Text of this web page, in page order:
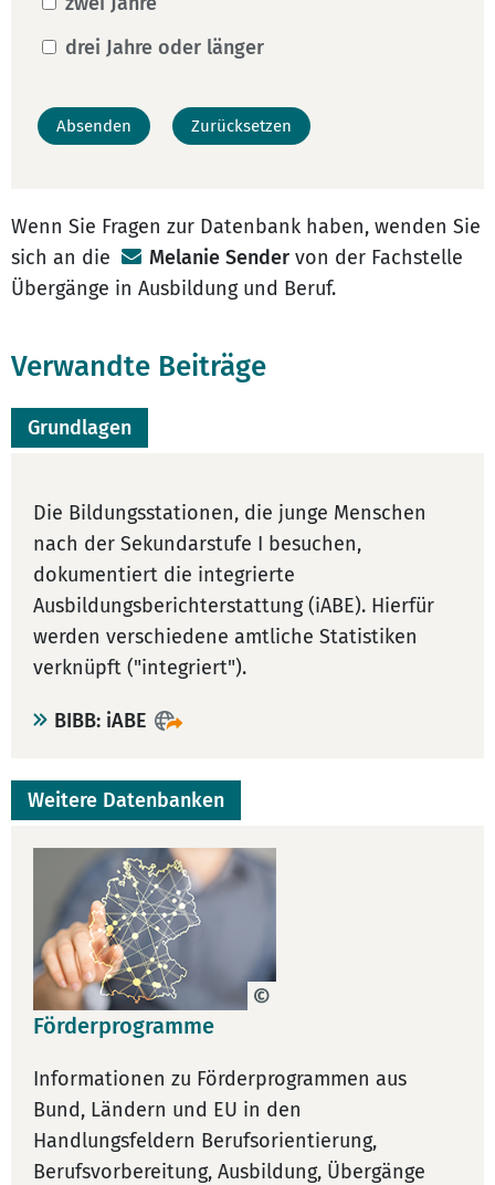
drei Jahre oder länger
Wenn Sie Fragen zur Datenbank haben, wenden Sie
sich an die
Melanie Sender von der Fachstelle
Übergänge in Ausbildung und Beruf.
Verwandte Beiträge
Grundlagen
Die Bildungsstationen, die junge Menschen
nach der Sekundarstufe I besuchen,
dokumentiert die integrierte
Ausbildungsberichterstattung (iABE). Hierfür
werden verschiedene amtliche Statistiken
verknüpft ("integriert").
BIBB: iABE
Weitere Datenbanken
Förderprogramme
Informationen zu Förderprogrammen aus
Bund, Ländern und EU in den
Handlungsfeldern Berufsorientierung,
Berufsvorbereitung, Ausbildung, Übergänge